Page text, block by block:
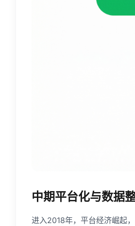
中期平台化与数据
进入2018年，平台经济崛起